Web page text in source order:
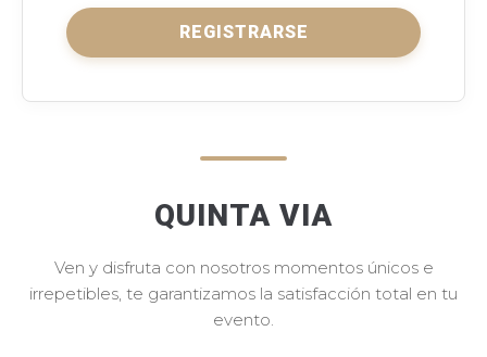
REGISTRARSE
QUINTA VIA
Ven y disfruta con nosotros momentos únicos e
irrepetibles, te garantizamos la satisfacción total en tu
evento.